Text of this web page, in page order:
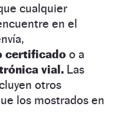
cualquier
en el
certificado o a
vial. Las
otros
los mostrados en